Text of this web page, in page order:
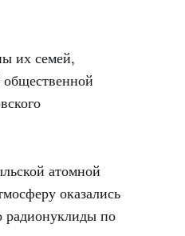
их семей,
атомной
оказались
радионуклиды по